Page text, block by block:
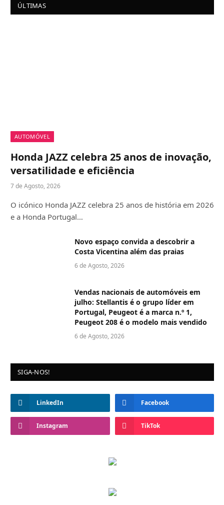
ÚLTIMAS
AUTOMÓVEL
Honda JAZZ celebra 25 anos de inovação,
versatilidade e eficiência
7 de Agosto, 2026
O icónico Honda JAZZ celebra 25 anos de história em 2026
e a Honda Portugal…
Novo espaço convida a descobrir a
Costa Vicentina além das praias
6 de Agosto, 2026
Vendas nacionais de automóveis em
julho: Stellantis é o grupo líder em
Portugal, Peugeot é a marca n.º 1,
Peugeot 208 é o modelo mais vendido
6 de Agosto, 2026
SIGA-NOS!
LinkedIn Facebook
Instagram TikTok